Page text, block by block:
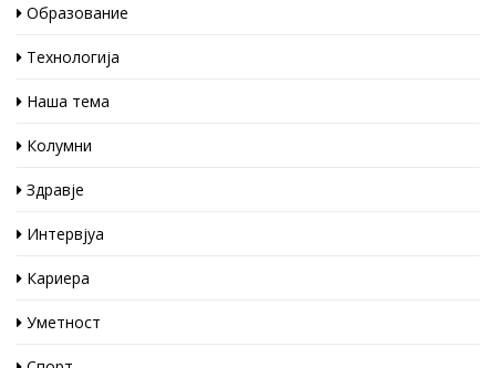
Образование
Технологија
Наша тема
Колумни
Здравје
Интервјуа
Кариера
Уметност